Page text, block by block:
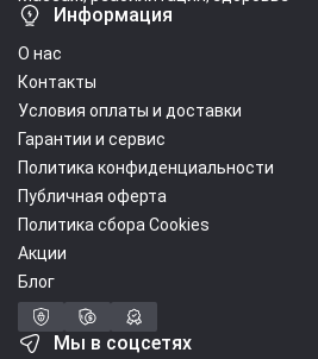
Информация
О нас
Контакты
Условия оплаты и доставки
Гарантии и сервис
Политика конфиденциальности
Публичная оферта
Политика сбора Cookies
Акции
Блог
Мы в соцсетях